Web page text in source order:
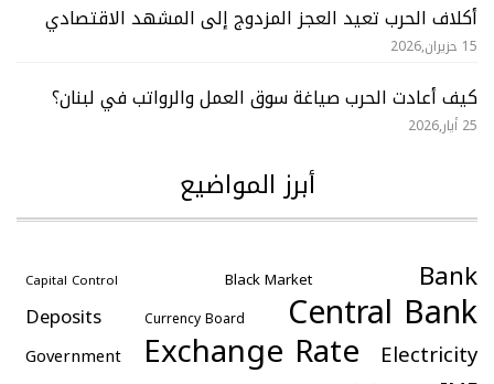
أكلاف الحرب تعيد العجز المزدوج إلى المشهد الاقتصادي
15 حزيران,2026
كيف أعادت الحرب صياغة سوق العمل والرواتب في لبنان؟
25 أيار,2026
أبرز المواضيع
Bank
Black Market
Capital Control
Central Bank
Currency Board
Deposits
Electricity
Exchange Rate
Government